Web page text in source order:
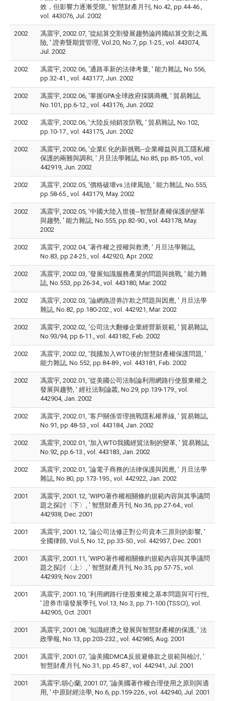
效，但影響力逐漸受限, ' 智慧財產月刊, No.42, pp.44-46.,
vol. 443076, Jul. 2002
2002
馮震宇, 2002.07, '從結算交割發展趨勢論跨國結算交割之風
險, ' 證劵暨期貨管理, Vol.20, No.7, pp.1-25., vol. 443074,
Jul. 2002
2002
馮震宇, 2002.06, '通路革新的法律考量, ' 能力雜誌, No.556,
pp.32-41., vol. 443177, Jun. 2002
2002
馮震宇, 2002.06, '掌握GPA全球政府採購商機, ' 貿易雜誌,
No.101, pp.6-12., vol. 443176, Jun. 2002
2002
馮震宇, 2002.06, '大陸反傾銷攻防戰, ' 貿易雜誌, No.102,
pp.10-17., vol. 443175, Jun. 2002
2002
馮震宇, 2002.06, '企業E 化的新挑戰--企業權益與員工隱私權
保護的兩難與調和, ' 月旦法學雜誌, No.85, pp.85-105., vol.
442919, Jun. 2002
2002
馮震宇, 2002.05, '價格破壞vs.法律風險, ' 能力雜誌, No.555,
pp.58-65., vol. 443179, May. 2002
2002
馮震宇, 2002.05, '中國大陸入世後--智慧財產權保護的變革
與趨勢, ' 能力雜誌, No.555, pp.82-90., vol. 443178, May.
2002
2002
馮震宇, 2002.04, '著作權之授權與救濟, ' 月旦法學雜誌,
No.83, pp.24-25., vol. 442920, Apr. 2002
2002
馮震宇, 2002.03, '發展知識服務產業的問題與挑戰, ' 能力雜
誌, No.553, pp.26-34., vol. 443180, Mar. 2002
2002
馮震宇, 2002.03, '論網路證券詐欺之問題與因應, ' 月旦法學
雜誌, No.82, pp.180-202., vol. 442921, Mar. 2002
2002
馮震宇, 2002.02, '公司法大翻修企業經營新規範, ' 貿易雜誌,
No.93/94, pp.6-11., vol. 443182, Feb. 2002
2002
馮震宇, 2002.02, '我國加入WTO後的智慧財產權保護問題, '
能力雜誌, No.552, pp.84-89., vol. 443181, Feb. 2002
2002
馮震宇, 2002.01, '從美國公司法制論利用網路行使股東權之
發展與趨勢, ' 經社法制論叢, No.29, pp.139-179., vol.
442904, Jan. 2002
2002
馮震宇, 2002.01, '客戶關係管理挑戰隱私權界線, ' 貿易雜誌,
No.91, pp.48-53., vol. 443184, Jan. 2002
2002
馮震宇, 2002.01, '加入WTO我國經貿法制的變革, ' 貿易雜誌,
No.92, pp.6-13., vol. 443183, Jan. 2002
2002
馮震宇, 2002.01, '論電子商務的法律保護與因應, ' 月旦法學
雜誌, No.80, pp.173-195., vol. 442922, Jan. 2002
2001
馮震宇, 2001.12, 'WIPO著作權相關條約規範內容與其爭議問
題之探討〈下〉, ' 智慧財產月刊, No.36, pp.27-64., vol.
442938, Dec. 2001
2001
馮震宇, 2001.12, '論公司法修正對公司資本三原則的影響, '
全國律師, Vol.5, No.12, pp.33-50., vol. 442937, Dec. 2001
2001
馮震宇, 2001.11, 'WIPO著作權相關條約規範內容與其爭議問
題之探討〈上〉, ' 智慧財產月刊, No.35, pp.57-75., vol.
442939, Nov. 2001
2001
馮震宇, 2001.10, '利用網路行使股東權之基本問題與可行性,
' 證券市場發展季刊, Vol.13, No.3, pp.71-100.(TSSCI), vol.
442905, Oct. 2001
2001
馮震宇, 2001.08, '知識經濟之發展與智慧財產權的保護, ' 法
政學報, No.13, pp.203-232., vol. 442985, Aug. 2001
2001
馮震宇, 2001.07, '論美國DMCA反規避條款之規範與檢討, '
智慧財產月刊, No.31, pp.45-87., vol. 442941, Jul. 2001
2001
馮震宇;胡心蘭, 2001.07, '論美國著作權合理使用之原則與適
用, ' 中原財經法學, No.6, pp.159-226., vol. 442940, Jul. 2001